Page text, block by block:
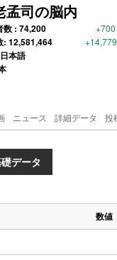
孟司の脳内
数 : 74,200 +700
: 12,581,464 +14,779
本語
ニュース 詳細データ 投
データ
数値